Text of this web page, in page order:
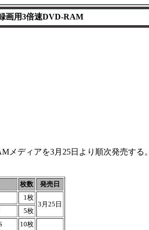
画用3倍速DVD-RAM
メディアを3月25日より順次発売する
枚数 発売日
1枚
3月25日
5枚
10枚